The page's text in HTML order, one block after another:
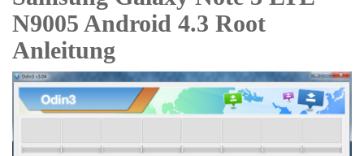
N9005 Android 4.3 Root
Anleitung